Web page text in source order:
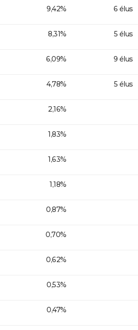
9,42% 6 élus
8,31% 5 élus
6,09% 9 élus
4,78% 5 élus
2,16%
1,83%
1,63%
1,18%
0,87%
0,70%
0,62%
0,53%
0,47%